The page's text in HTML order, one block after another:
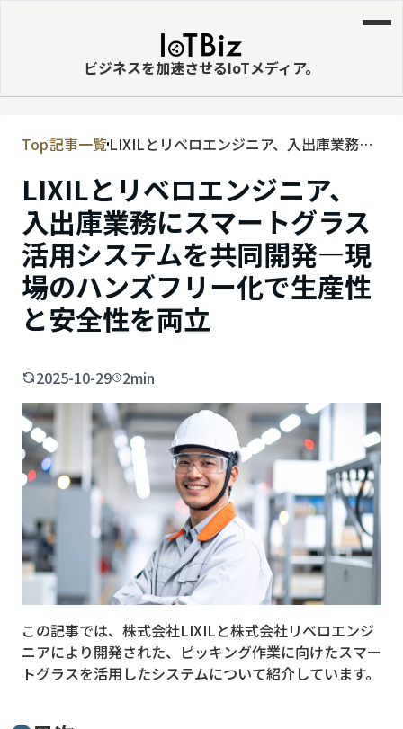
ビジネスを加速させるIoTメディア。
MVNE
エッジ
LPWA
DaaS
IaaS
PaaS
MVNO
スマート漁業
5G
クラウド
M2M
VPN
スマート〇〇
Top記事一覧LIXILとリベロエンジニア、入出庫業務に
現場のハンズフリー化で生産性と安全性
を両立
LIXILとリベロエンジニア、
入出庫業務にスマートグラス
活用システムを共同開発—現
場のハンズフリー化で生産性
と安全性を両立
2025-10-29 2min
この記事では、株式会社LIXILと株式会社リベロエンジ
ニアにより開発された、ピッキング作業に向けたスマー
トグラスを活用したシステムについて紹介しています。